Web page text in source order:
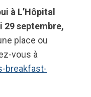
à L’Hôpital
29 septembre,
place ou
vous à
breakfast-